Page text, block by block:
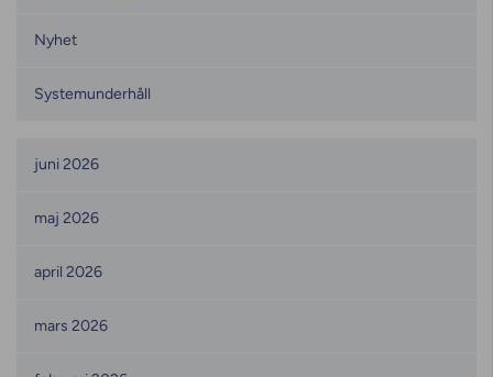
Nyhet
Systemunderhåll
juni 2026
maj 2026
april 2026
mars 2026